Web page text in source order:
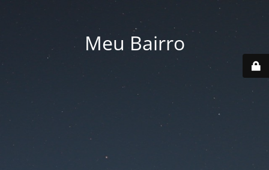
Meu Bairro